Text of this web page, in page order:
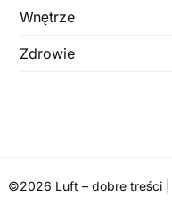
Wnętrze
Zdrowie
©2026 Luft – dobre treści